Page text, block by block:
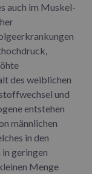
auch im Muskel-
des weiblichen
und
entstehen
männlichen
in den
geringen
Menge